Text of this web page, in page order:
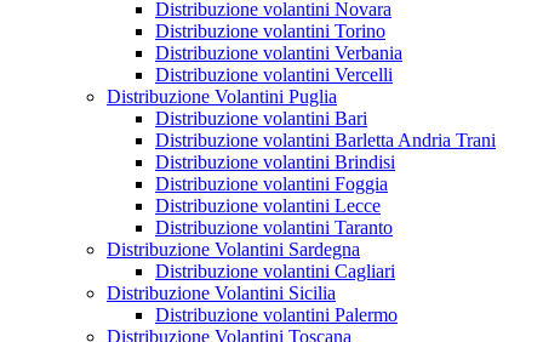
Distribuzione volantini Novara
Distribuzione volantini Torino
Distribuzione volantini Verbania
Distribuzione volantini Vercelli
Distribuzione Volantini Puglia
Distribuzione volantini Bari
Distribuzione volantini Barletta Andria Trani
Distribuzione volantini Brindisi
Distribuzione volantini Foggia
Distribuzione volantini Lecce
Distribuzione volantini Taranto
Distribuzione Volantini Sardegna
Distribuzione volantini Cagliari
Distribuzione Volantini Sicilia
Distribuzione volantini Palermo
Distribuzione Volantini Toscana